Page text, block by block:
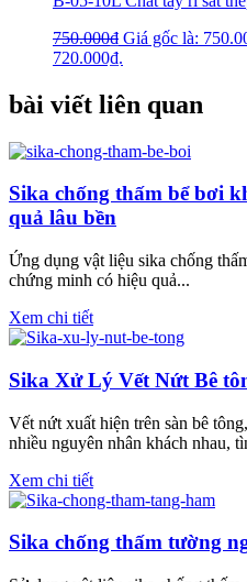
750.000₫ Giá gốc là:
720.000₫.
bài viết liên quan
Sika chống thấm bể bơi
quả lâu bền
Ứng dụng vật liệu sika chống
chứng minh có hiệu quả...
Xem chi tiết
Sika Xử Lý Vết Nứt Bê
Vết nứt xuất hiện trên sàn bê
nhiều nguyên nhân khách nhau,
Xem chi tiết
Sika chống thấm tường